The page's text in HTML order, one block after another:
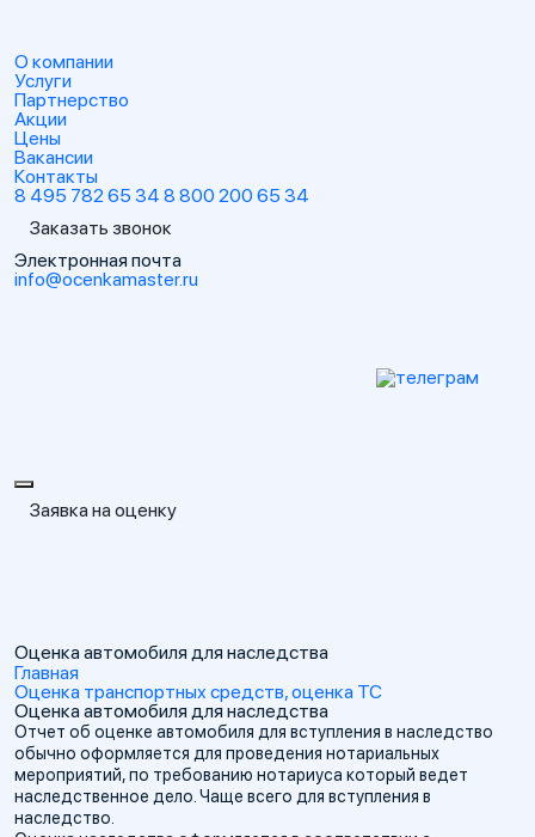
О компании
Услуги
Партнерство
Акции
Цены
Вакансии
Контакты
8 495 782 65 34 8 800 200 65 34
Заказать звонок
Электронная почта
info@ocenkamaster.ru
Заявка на оценку
Оценка автомобиля для наследства
Главная
Оценка транспортных средств, оценка ТС
Оценка автомобиля для наследства
Отчет об оценке автомобиля для вступления в наследство
обычно оформляется для проведения нотариальных
мероприятий, по требованию нотариуса который ведет
наследственное дело. Чаще всего для вступления в
наследство.